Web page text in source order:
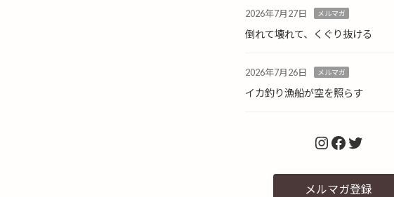
2026年7月27日 メルマガ
倒れて壊れて、くぐり抜ける
2026年7月26日 メルマガ
イカ釣り漁船が空を照らす
Instagram
Facebook
Twitter
メルマガ登録